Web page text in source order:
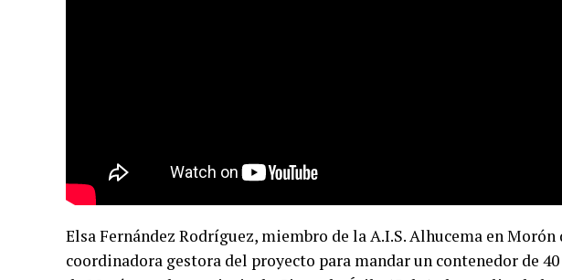
Elsa Fernández Rodríguez, miembro de la A.I.S. Alhucema en
coordinadora gestora del proyecto para mandar un contenedor de